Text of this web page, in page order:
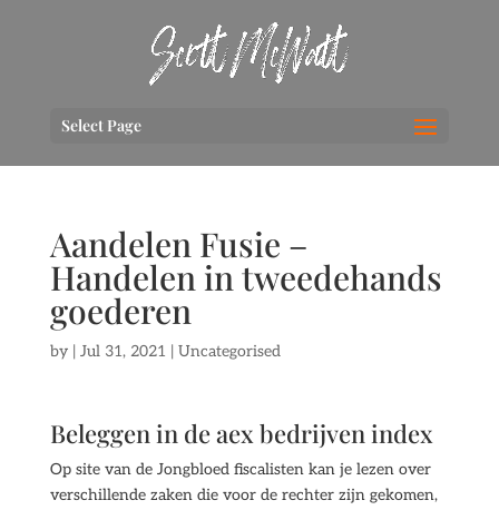
Select Page
Aandelen Fusie –
Handelen in tweedehands
goederen
by | Jul 31, 2021 | Uncategorised
Beleggen in de aex bedrijven index
Op site van de Jongbloed fiscalisten kan je lezen over
verschillende zaken die voor de rechter zijn gekomen,